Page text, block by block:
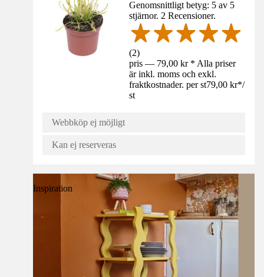
Genomsnittligt betyg: 5 av 5
stjärnor. 2 Recensioner.
(2)
pris — 79,00 kr * Alla priser
är inkl. moms och exkl.
fraktkostnader. per st79,00 kr*/
st
Webbköp ej möjligt
Kan ej reserveras
Inspiration